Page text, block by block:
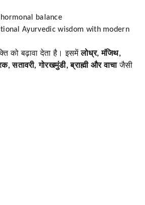
balance
Ayurvedic wisdom with modern
को बढ़ावा देता है। इसमेंलोध्र, मंजिथ,
सतावरी, गोरखमुंडी, ब्राह्मी और वाचाजैसी